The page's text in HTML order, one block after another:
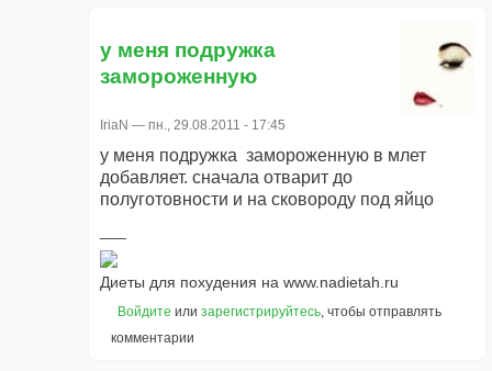
у меня подружка
замороженную
IriaN — пн., 29.08.2011 - 17:45
у меня подружка замороженную в млет
добавляет. сначала отварит до
полуготовности и на сковороду под яйцо
Диеты для похудения на www.nadietah.ru
Войдите или зарегистрируйтесь, чтобы отправлять
комментарии